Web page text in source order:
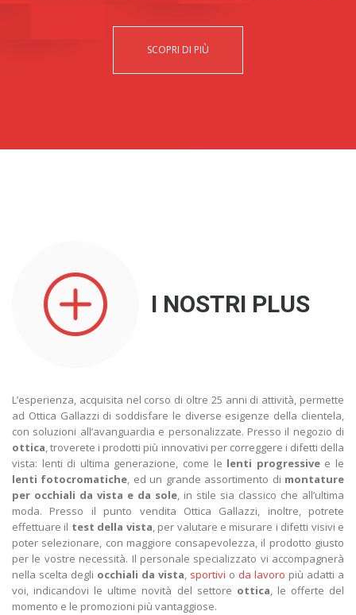
SCOPRI DI PIÙ
I NOSTRI PLUS
L’esperienza, acquisita nel corso di oltre 25 anni di attività, permette
ad Ottica Gallazzi di soddisfare le diverse esigenze della clientela,
con soluzioni all’avanguardia e personalizzate. Presso il negozio di
ottica, troverete i prodotti più innovativi per correggere i difetti della
vista: lenti di ultima generazione, come le lenti progressivee le
lenti fotocromatiche, ed un grande assortimento di montature
per occhiali da vista e da sole, in stile sia classico che all’ultima
moda. Presso il punto vendita Ottica Gallazzi, inoltre, potrete
effettuare il test della vista, per valutare e misurare i difetti visivi e
poter selezionare, con maggiore consapevolezza, il prodotto giusto
per le vostre necessità. Il personale specializzato vi accompagnerà
nella scelta degli occhiali da vista, sportivi o da lavoro più adatti a
voi, indicandovi le ultime novità del settore ottica, le offerte del
momento e le promozioni più vantaggiose.